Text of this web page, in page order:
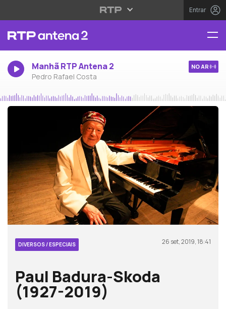
Entrar
Manhã RTP Antena 2
Pedro Rafael Costa
NO AR
DIVERSOS / ESPECIAIS 26 set, 2019, 18:41
Paul Badura-Skoda
(1927-2019)